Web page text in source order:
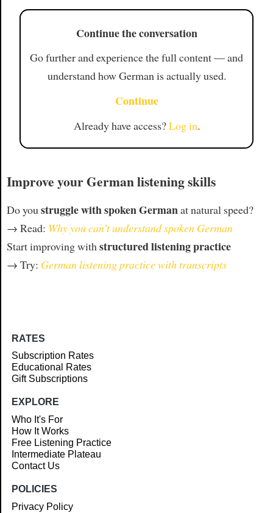
Continue the conversation
Go further and experience the full content — and
understand how German is actually used.
Continue
Already have access?Log in.
Improve your German listening skills
Do youstruggle with spoken Germanat natural speed?
→ Read: Why you can't understand spoken German
Start improving withstructured listening practice
→ Try: German listening practice with transcripts
RATES
Subscription Rates
Educational Rates
Gift Subscriptions
EXPLORE
Who It's For
How It Works
Free Listening Practice
Intermediate Plateau
Contact Us
POLICIES
Privacy Policy